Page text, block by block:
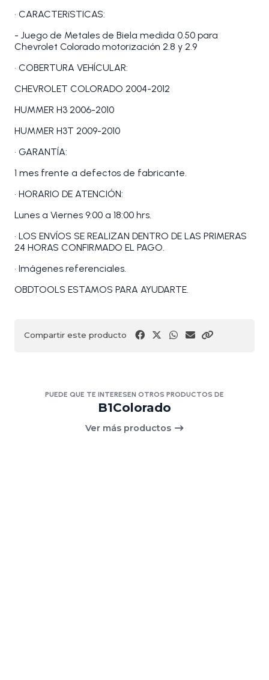
• CARACTERíSTICAS:
- Juego de Metales de Biela medida 0.50 para
Chevrolet Colorado motorización 2.8 y 2.9
• COBERTURA VEHÍCULAR:
CHEVROLET COLORADO 2004-2012
HUMMER H3 2006-2010
HUMMER H3T 2009-2010
• GARANTÍA:
1 mes frente a defectos de fabricante.
• HORARIO DE ATENCIÓN:
Lunes a Viernes 9:00 a 18:00 hrs.
• LOS ENVÍOS SE REALIZAN DENTRO DE LAS PRIMERAS
24 HORAS CONFIRMADO EL PAGO.
• Imágenes referenciales.
OBDTOOLS ESTAMOS PARA AYUDARTE.
Compartir este producto
PUEDE QUE TE INTERESEN OTROS PRODUCTOS DE
B1Colorado
Ver más productos